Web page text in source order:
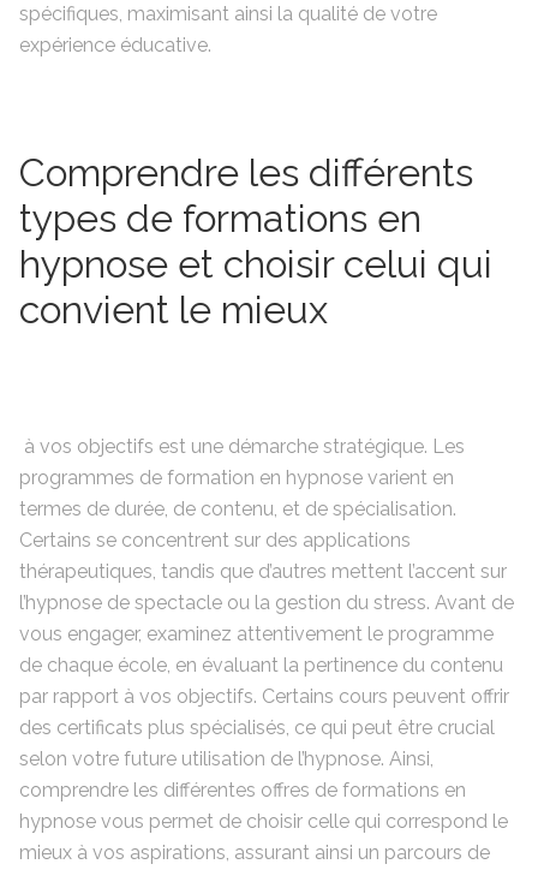
spécifiques, maximisant ainsi la qualité de votre
expérience éducative.
Comprendre les différents
types de formations en
hypnose et choisir celui qui
convient le mieux
à vos objectifs est une démarche stratégique. Les
programmes de formation en hypnose varient en
termes de durée, de contenu, et de spécialisation.
Certains se concentrent sur des applications
thérapeutiques, tandis que d’autres mettent l’accent sur
l’hypnose de spectacle ou la gestion du stress. Avant de
vous engager, examinez attentivement le programme
de chaque école, en évaluant la pertinence du contenu
par rapport à vos objectifs. Certains cours peuvent offrir
des certificats plus spécialisés, ce qui peut être crucial
selon votre future utilisation de l’hypnose. Ainsi,
comprendre les différentes offres de formations en
hypnose vous permet de choisir celle qui correspond le
mieux à vos aspirations, assurant ainsi un parcours de